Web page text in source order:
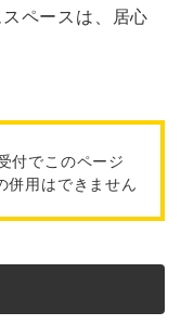
ペースは、居心
付でこのページ
併用はできません